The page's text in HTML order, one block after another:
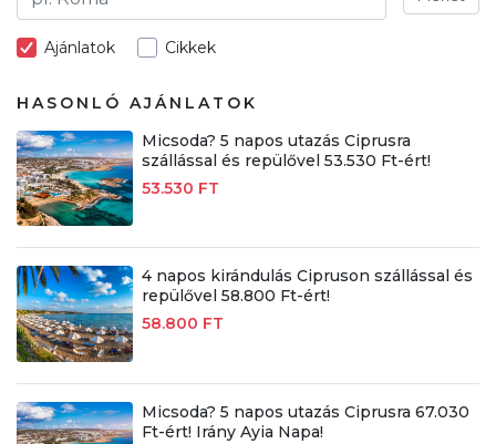
Ajánlatok Cikkek
HASONLÓ AJÁNLATOK
Micsoda? 5 napos utazás Ciprusra
szállással és repülővel 53.530 Ft-ért!
53.530 FT
4 napos kirándulás Cipruson szállással és
repülővel 58.800 Ft-ért!
58.800 FT
Micsoda? 5 napos utazás Ciprusra 67.030
Ft-ért! Irány Ayia Napa!